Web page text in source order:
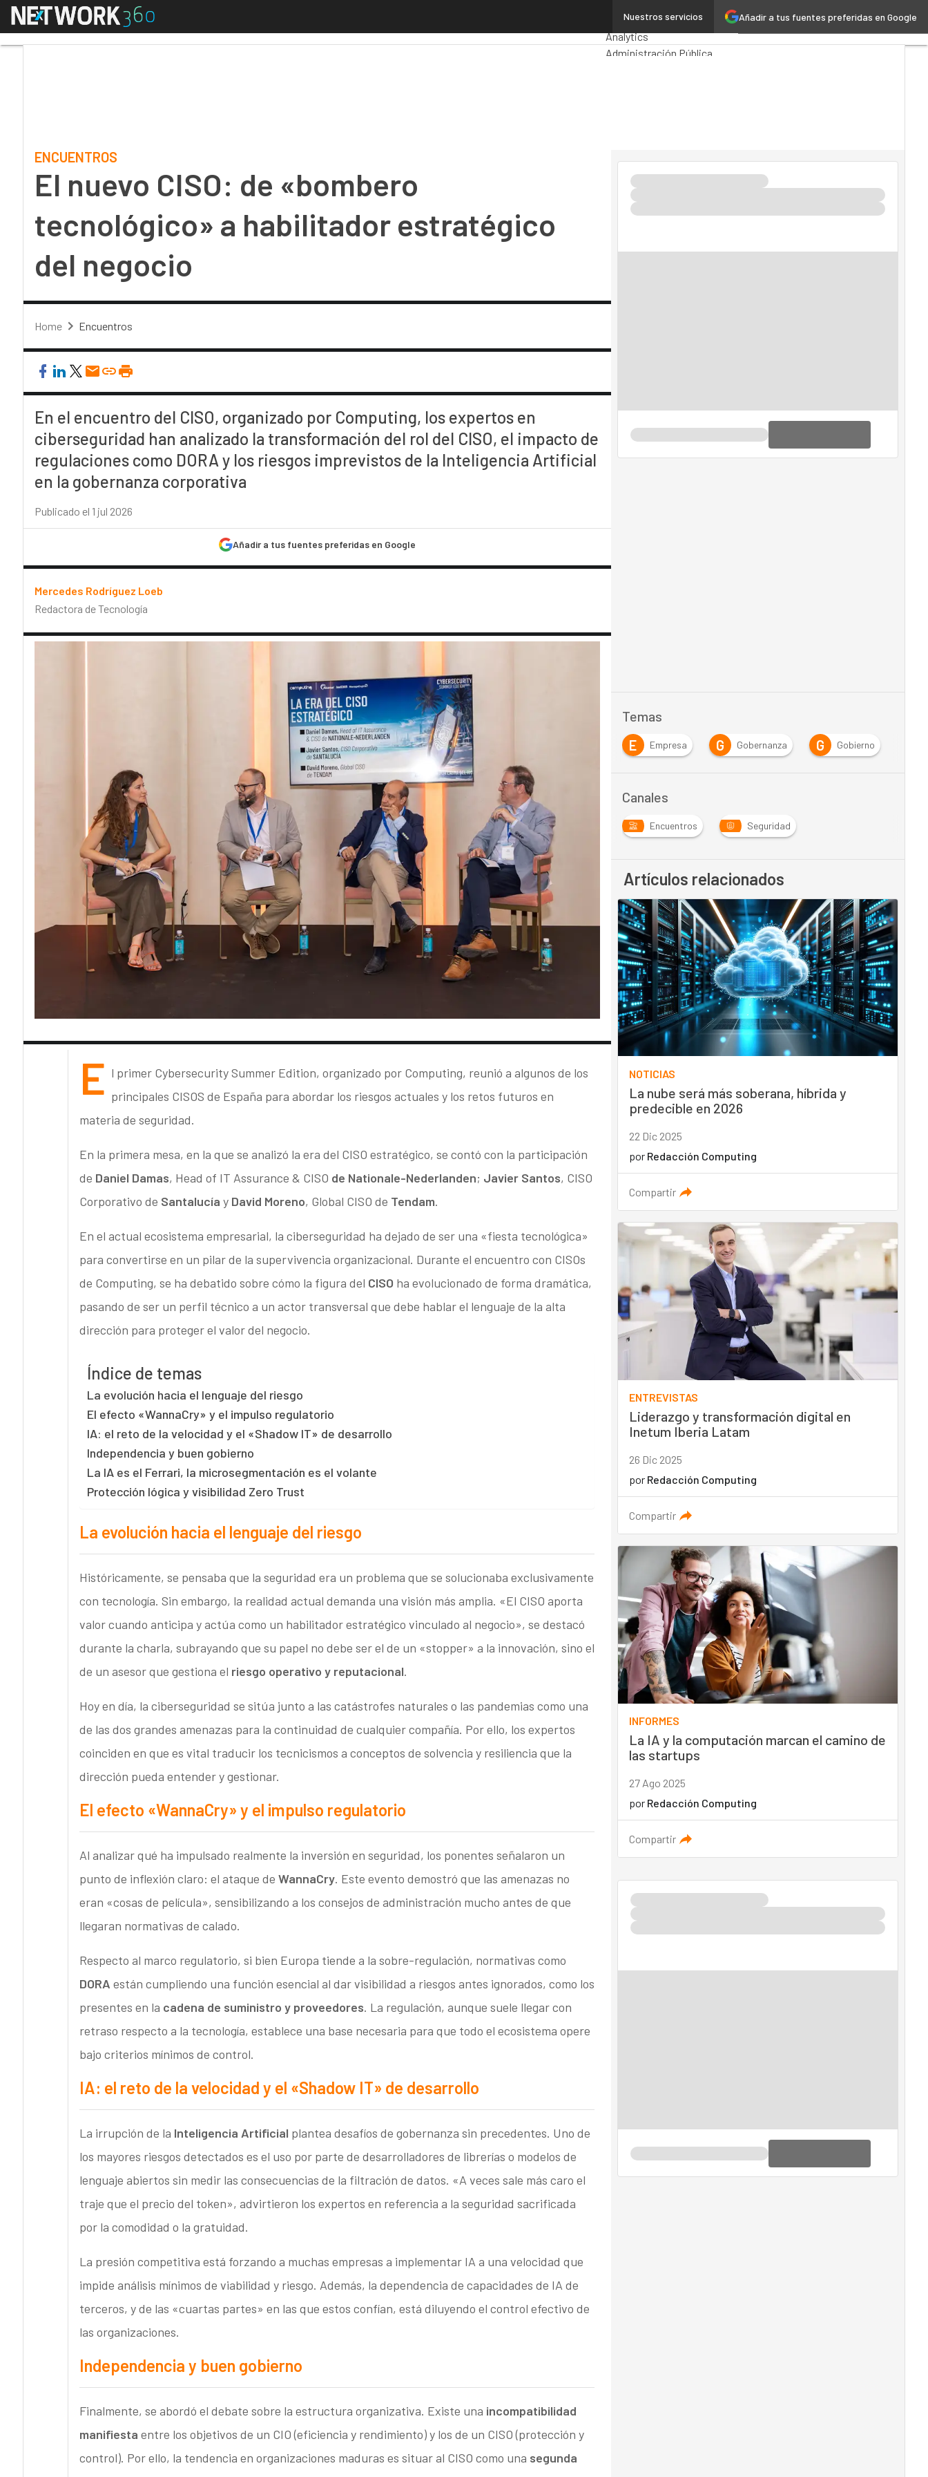
Añadir a tus fuentes preferidas en Google
Nuestros servicios
Menú
Premios Computing
Analytics
Administración Pública
ENCUENTROS
El nuevo CISO: de «bombero
tecnológico» a habilitador estratégico
del negocio
Home Encuentros
En el encuentro del CISO, organizado por Computing, los expertos en
ciberseguridad han analizado la transformación del rol del CISO, el impacto de
regulaciones como DORA y los riesgos imprevistos de la Inteligencia Artificial
en la gobernanza corporativa
Publicado el 1 jul 2026
Añadir a tus fuentes preferidas en Google
Mercedes Rodríguez Loeb
Redactora de Tecnología
E l primer Cybersecurity Summer Edition, organizado por Computing, reunió a algunos de los
principales CISOS de España para abordar los riesgos actuales y los retos futuros en
materia de seguridad.
En la primera mesa, en la que se analizó la era del CISO estratégico, se contó con la participación
de Daniel Damas, Head of IT Assurance & CISO de Nationale-Nederlanden; Javier Santos, CISO
Corporativo de Santalucía y David Moreno, Global CISO de Tendam.
En el actual ecosistema empresarial, la ciberseguridad ha dejado de ser una «fiesta tecnológica»
para convertirse en un pilar de la supervivencia organizacional. Durante el encuentro con CISOs
de Computing, se ha debatido sobre cómo la figura del CISO ha evolucionado de forma dramática,
pasando de ser un perfil técnico a un actor transversal que debe hablar el lenguaje de la alta
dirección para proteger el valor del negocio.
Índice de temas
La evolución hacia el lenguaje del riesgo
El efecto «WannaCry» y el impulso regulatorio
IA: el reto de la velocidad y el «Shadow IT» de desarrollo
Independencia y buen gobierno
La IA es el Ferrari, la microsegmentación es el volante
Protección lógica y visibilidad Zero Trust
La evolución hacia el lenguaje del riesgo
Históricamente, se pensaba que la seguridad era un problema que se solucionaba exclusivamente
con tecnología. Sin embargo, la realidad actual demanda una visión más amplia. «El CISO aporta
valor cuando anticipa y actúa como un habilitador estratégico vinculado al negocio», se destacó
durante la charla, subrayando que su papel no debe ser el de un «stopper» a la innovación, sino el
de un asesor que gestiona el riesgo operativo y reputacional.
Hoy en día, la ciberseguridad se sitúa junto a las catástrofes naturales o las pandemias como una
de las dos grandes amenazas para la continuidad de cualquier compañía. Por ello, los expertos
coinciden en que es vital traducir los tecnicismos a conceptos de solvencia y resiliencia que la
dirección pueda entender y gestionar.
El efecto «WannaCry» y el impulso regulatorio
Al analizar qué ha impulsado realmente la inversión en seguridad, los ponentes señalaron un
punto de inflexión claro: el ataque de WannaCry. Este evento demostró que las amenazas no
eran «cosas de película», sensibilizando a los consejos de administración mucho antes de que
llegaran normativas de calado.
Respecto al marco regulatorio, si bien Europa tiende a la sobre-regulación, normativas como
DORA están cumpliendo una función esencial al dar visibilidad a riesgos antes ignorados, como los
presentes en la cadena de suministro y proveedores. La regulación, aunque suele llegar con
retraso respecto a la tecnología, establece una base necesaria para que todo el ecosistema opere
bajo criterios mínimos de control.
IA: el reto de la velocidad y el «Shadow IT» de desarrollo
La irrupción de la Inteligencia Artificial plantea desafíos de gobernanza sin precedentes. Uno de
los mayores riesgos detectados es el uso por parte de desarrolladores de librerías o modelos de
lenguaje abiertos sin medir las consecuencias de la filtración de datos. «A veces sale más caro el
traje que el precio del token», advirtieron los expertos en referencia a la seguridad sacrificada
por la comodidad o la gratuidad.
La presión competitiva está forzando a muchas empresas a implementar IA a una velocidad que
impide análisis mínimos de viabilidad y riesgo. Además, la dependencia de capacidades de IA de
terceros, y de las «cuartas partes» en las que estos confían, está diluyendo el control efectivo de
las organizaciones.
Independencia y buen gobierno
Finalmente, se abordó el debate sobre la estructura organizativa. Existe una incompatibilidad
manifiesta entre los objetivos de un CIO (eficiencia y rendimiento) y los de un CISO (protección y
control). Por ello, la tendencia en organizaciones maduras es situar al CISO como una segunda
Temas
E Empresa G Gobernanza G Gobierno
Canales
Encuentros Seguridad
Artículos relacionados
NOTICIAS
La nube será más soberana, híbrida y
predecible en 2026
22 Dic 2025
por Redacción Computing
Compartir
ENTREVISTAS
Liderazgo y transformación digital en
Inetum Iberia Latam
26 Dic 2025
por Redacción Computing
Compartir
INFORMES
La IA y la computación marcan el camino de
las startups
27 Ago 2025
por Redacción Computing
Compartir